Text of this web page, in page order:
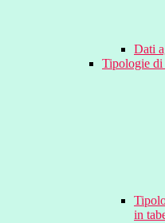
Dati
Tipologie di
in